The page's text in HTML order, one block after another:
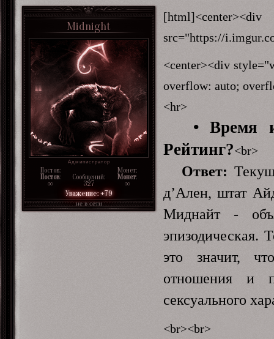
Midnight
Администратор
Постов:
Постов:
∞
Сообщений:
327
Монет:
Монет:
∞
Уважение: +79
не в сети
src="https://
<center><div
overflow: auto;
<hr>
• Время
Рейтинг?<br>
Ответ:
д’Ален, штат
Миднайт -
эпизодическая.
это значит,
отношения и
сексуального
<br><br>